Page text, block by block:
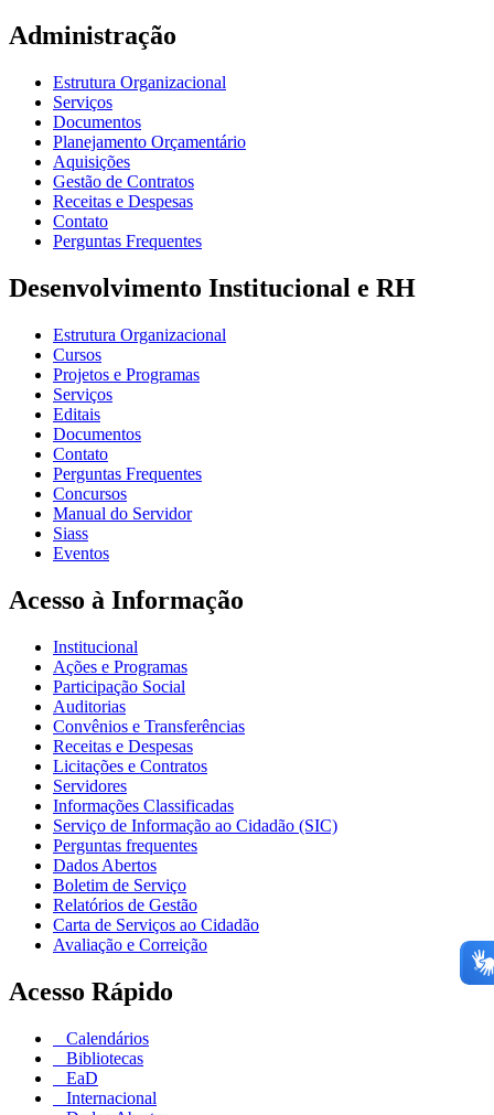
Administração
Estrutura Organizacional
Serviços
Documentos
Planejamento Orçamentário
Aquisições
Gestão de Contratos
Receitas e Despesas
Contato
Perguntas Frequentes
Desenvolvimento Institucional e RH
Estrutura Organizacional
Cursos
Projetos e Programas
Serviços
Editais
Documentos
Contato
Perguntas Frequentes
Concursos
Manual do Servidor
Siass
Eventos
Acesso à Informação
Institucional
Ações e Programas
Participação Social
Auditorias
Convênios e Transferências
Receitas e Despesas
Licitações e Contratos
Servidores
Informações Classificadas
Serviço de Informação ao Cidadão (SIC)
Perguntas frequentes
Dados Abertos
Boletim de Serviço
Relatórios de Gestão
Carta de Serviços ao Cidadão
Avaliação e Correição
Acesso Rápido
Calendários
Bibliotecas
EaD
Internacional